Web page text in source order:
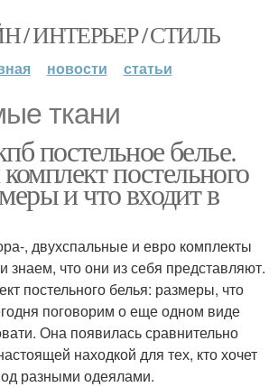
/ ИНТЕРЬЕР / СТИЛЬ
новости статьи
ткани
постельное белье.
постельного
и что входит в
, двухспальные и евро комплекты
что они из себя представляют.
постельного белья: размеры, что
поговорим о еще одном виде
Она появилась сравнительно
находкой для тех, кто хочет
разными одеялами.